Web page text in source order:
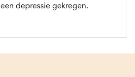
depressie gekregen.